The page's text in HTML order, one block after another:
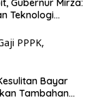
Gubernur Mirza:
Teknologi
Bayar
Tambahan